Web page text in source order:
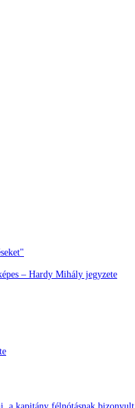
– Hardy Mihály jegyzete